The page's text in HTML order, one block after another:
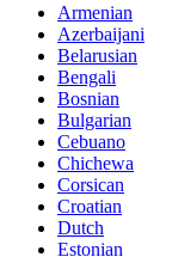
Armenian
Azerbaijani
Belarusian
Bengali
Bosnian
Bulgarian
Cebuano
Chichewa
Corsican
Croatian
Dutch
Estonian